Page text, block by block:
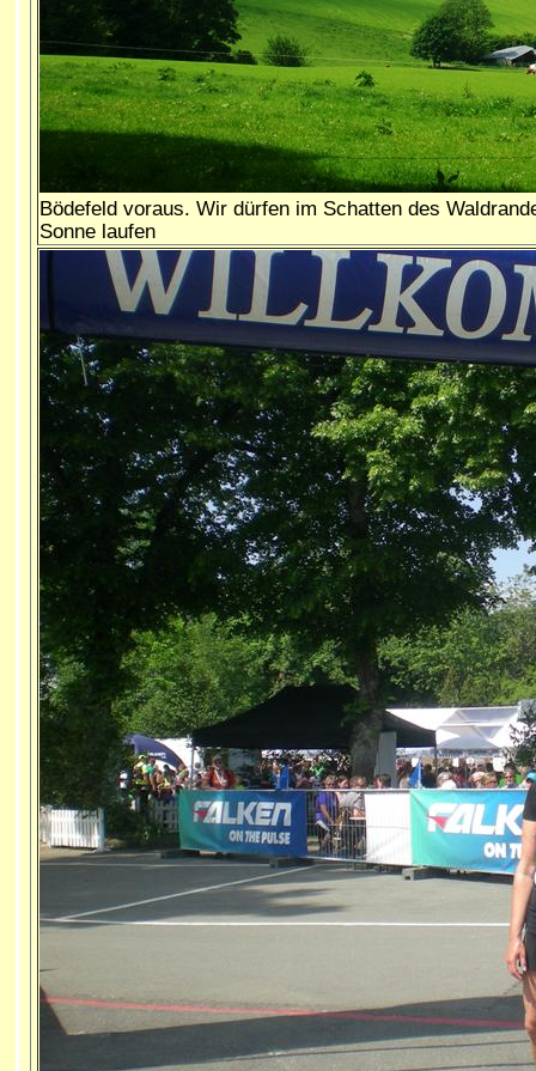
Bödefeld voraus. Wir dürfen im Schatten des
Sonne laufen